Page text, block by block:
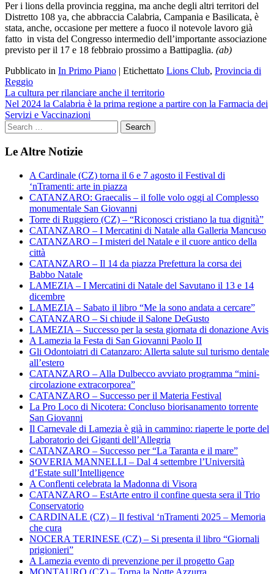
Per i lions della provincia reggina, ma anche degli altri territori del
Distretto 108 ya, che abbraccia Calabria, Campania e Basilicata, è
stata, anche, occasione per mettere a fuoco il notevole lavoro già
fatto in vista del Congresso intermedio dell’importante associazione
previsto per il 17 e 18 febbraio prossimo a Battipaglia. (ab)
Pubblicato in In Primo Piano | Etichettato Lions Club, Provincia di
Reggio
Navigazione
articoli
La cultura per rilanciare anche il territorio
Nel 2024 la Calabria è la prima regione a partire con la Farmacia dei
Servizi e Vaccinazioni
Le Altre Notizie
A Cardinale (CZ) torna il 6 e 7 agosto il Festival di
‘nTramenti: arte in piazza
CATANZARO: Graecalis – il folle volo oggi al Complesso
monumentale San Giovanni
Torre di Ruggiero (CZ) – “Riconosci cristiano la tua dignità”
CATANZARO – I Mercatini di Natale alla Galleria Mancuso
CATANZARO – I misteri del Natale e il cuore antico della
città
CATANZARO – Il 14 da piazza Prefettura la corsa dei
Babbo Natale
LAMEZIA – I Mercatini di Natale del Savutano il 13 e 14
dicembre
LAMEZIA – Sabato il libro “Me la sono andata a cercare”
CATANZARO – Si chiude il Salone DeGusto
LAMEZIA – Successo per la sesta giornata di donazione Avis
A Lamezia la Festa di San Giovanni Paolo II
Gli Odontoiatri di Catanzaro: Allerta salute sul turismo dentale
all’estero
CATANZARO – Alla Dulbecco avviato programma “mini-
circolazione extracorporea”
CATANZARO – Successo per il Materia Festival
La Pro Loco di Nicotera: Concluso biorisanamento torrente
San Giovanni
Il Carnevale di Lamezia è già in cammino: riaperte le porte del
Laboratorio dei Giganti dell’Allegria
CATANZARO – Successo per “La Taranta e il mare”
SOVERIA MANNELLI – Dal 4 settembre l’Università
d’Estate sull’Intelligence
A Conflenti celebrata la Madonna di Visora
CATANZARO – EstArte entro il confine questa sera il Trio
Conservatorio
CARDINALE (CZ) – Il festival ‘nTramenti 2025 – Memoria
che cura
NOCERA TERINESE (CZ) – Si presenta il libro “Giornali
prigionieri”
A Lamezia evento di prevenzione per il progetto Gap
MONTAURO (CZ) – Torna la Notte Azzurra